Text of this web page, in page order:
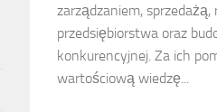
zarządzaniem, sprzedażą,
przedsiębiorstwa oraz
konkurencyjnej. Za ich
wartościową wiedzę...